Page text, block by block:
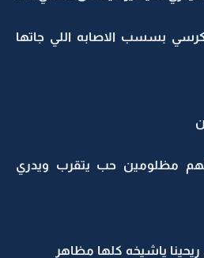
بسسب الاصابه اللي جاتها
مظلومين حب يتقرب ويدري
ياشيخه كلها مظاهر